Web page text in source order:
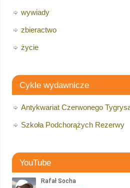
wywiady
zbieractwo
życie
Cykle wydawnicze
Antykwariat Czerwonego
Szkoła Podchorążych Rezerwy
YouTube